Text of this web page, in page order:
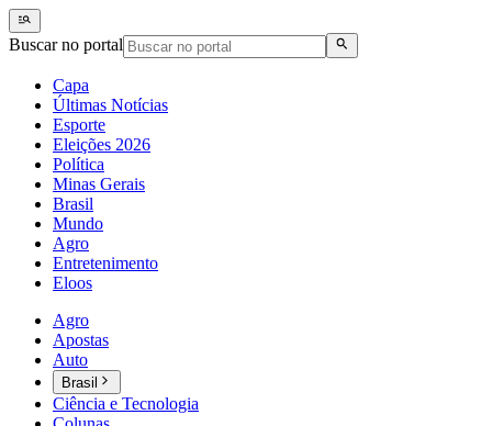
Buscar no portal
Capa
Últimas Notícias
Esporte
Eleições 2026
Política
Minas Gerais
Brasil
Mundo
Agro
Entretenimento
Eloos
Agro
Apostas
Auto
Brasil
Ciência e Tecnologia